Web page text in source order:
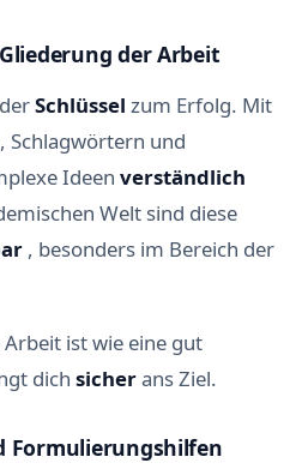
der Arbeit
Schlüssel zum Erfolg. Mit
Schlagwörtern und
Ideen verständlich
Welt sind diese
, besonders im Bereich der
Arbeit ist wie eine gut
dich sicherans Ziel.
Formulierungshilfen